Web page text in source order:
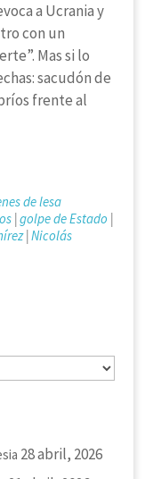
a Ucrania y
con un
Mas si lo
sacudón de
frente al
de lesa
|golpe de Estado |
|Nicolás
28 abril, 2026